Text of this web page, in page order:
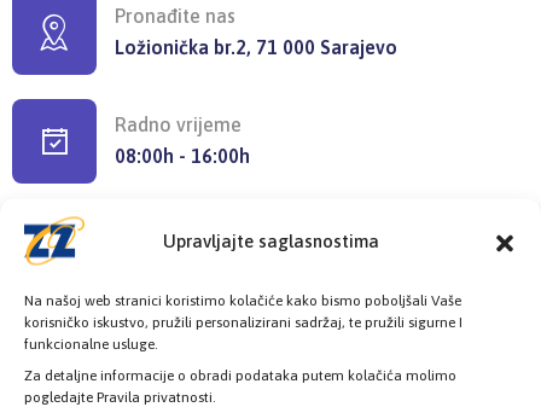
Upravljajte saglasnostima
Na našoj web stranici koristimo kolačiće kako bismo poboljšali Vaše
korisničko iskustvo, pružili personalizirani sadržaj, te pružili sigurne I
funkcionalne usluge.
Za detaljne informacije o obradi podataka putem kolačića molimo
pogledajte Pravila privatnosti.
Pronađite nas
Ložionička br.2, 71 000 Sarajevo
Radno vrijeme
08:00h - 16:00h
Provjerite status vaše elektronske
zdravstvene kartice